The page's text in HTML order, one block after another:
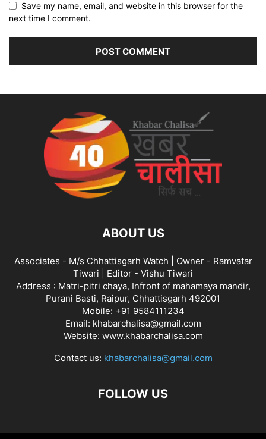
Save my name, email, and website in this browser for the
next time I comment.
ABOUT US
Associates - M/s Chhattisgarh Watch | Owner - Ramvatar
Tiwari | Editor - Vishu Tiwari
Address : Matri-pitri chaya, Infront of mahamaya mandir,
Purani Basti, Raipur, Chhattisgarh 492001
Mobile: +91 9584111234
Email: khabarchalisa@gmail.com
Website: www.khabarchalisa.com
Contact us: khabarchalisa@gmail.com
FOLLOW US